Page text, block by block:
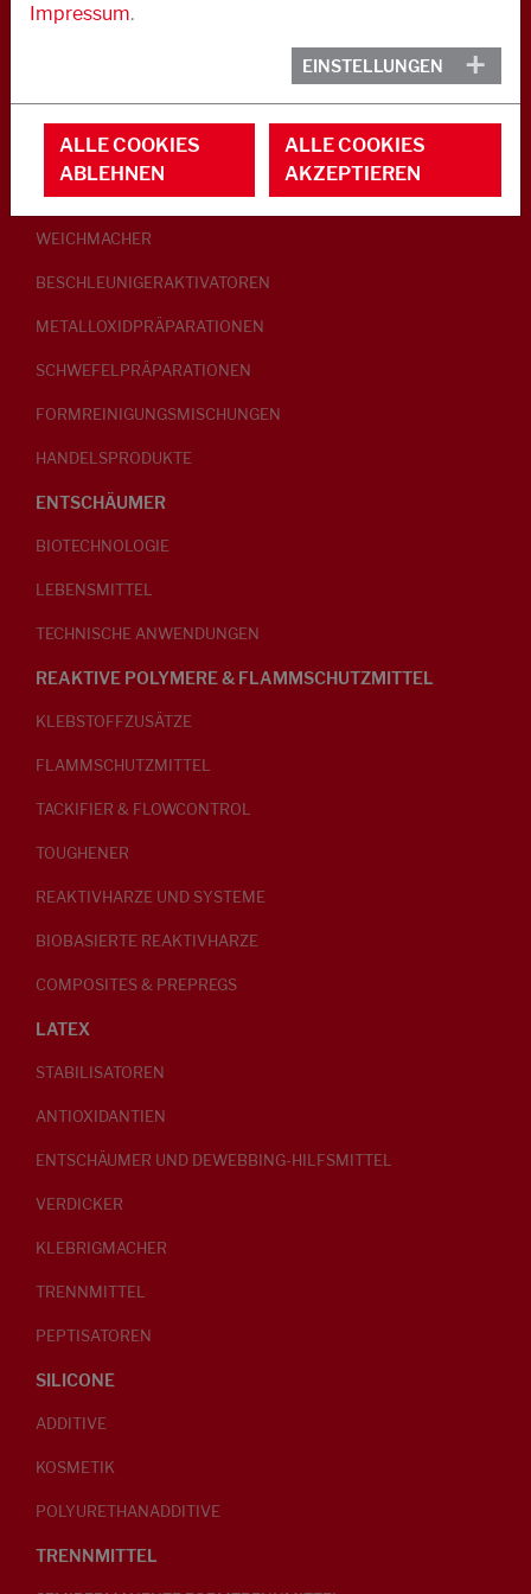
GLEITMITTEL
PEPTISATOREN
KLEBRIGMACHER / HOMOGENISATOREN
WEICHMACHER
BESCHLEUNIGERAKTIVATOREN
METALLOXIDPRÄPARATIONEN
SCHWEFELPRÄPARATIONEN
FORMREINIGUNGSMISCHUNGEN
HANDELSPRODUKTE
ENTSCHÄUMER
BIOTECHNOLOGIE
LEBENSMITTEL
TECHNISCHE ANWENDUNGEN
REAKTIVE POLYMERE & FLAMMSCHUTZMITTEL
KLEBSTOFFZUSÄTZE
FLAMMSCHUTZMITTEL
TACKIFIER & FLOWCONTROL
TOUGHENER
REAKTIVHARZE UND SYSTEME
BIOBASIERTE REAKTIVHARZE
COMPOSITES & PREPREGS
LATEX
STABILISATOREN
ANTIOXIDANTIEN
ENTSCHÄUMER UND DEWEBBING-HILFSMITTEL
VERDICKER
KLEBRIGMACHER
TRENNMITTEL
PEPTISATOREN
SILICONE
ADDITIVE
KOSMETIK
POLYURETHANADDITIVE
TRENNMITTEL
Impressum.
EINSTELLUNGEN
ALLE COOKIES
ABLEHNEN
ALLE COOKIES
AKZEPTIEREN